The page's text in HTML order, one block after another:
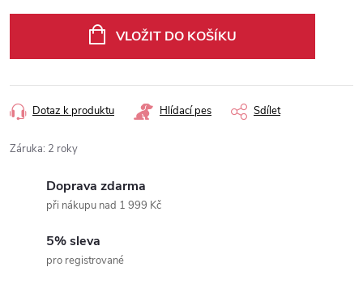
VLOŽIT DO KOŠÍKU
Dotaz k produktu Hlídací pes Sdílet
Záruka: 2 roky
Doprava zdarma
při nákupu nad 1 999 Kč
5% sleva
pro registrované